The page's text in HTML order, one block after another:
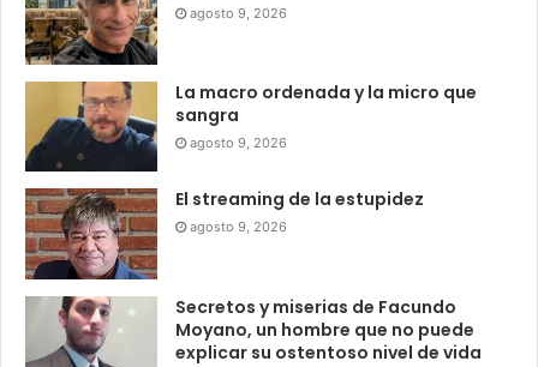
agosto 9, 2026
La macro ordenada y la micro que
sangra
agosto 9, 2026
El streaming de la estupidez
agosto 9, 2026
Secretos y miserias de Facundo
Moyano, un hombre que no puede
explicar su ostentoso nivel de vida